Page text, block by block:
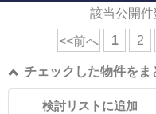
該当公開件
<<前へ 1 2
チェックした物件をま
検討リストに追加